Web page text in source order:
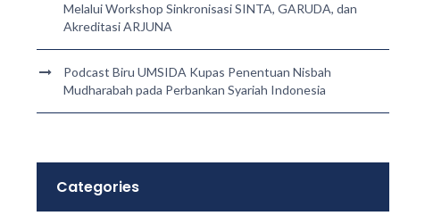
Melalui Workshop Sinkronisasi SINTA, GARUDA, dan
Akreditasi ARJUNA
Podcast Biru UMSIDA Kupas Penentuan Nisbah
Mudharabah pada Perbankan Syariah Indonesia
Categories